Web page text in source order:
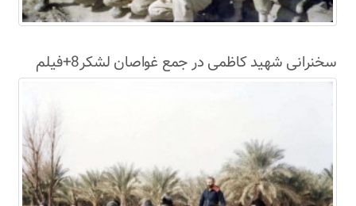
سخنرانی شهید کاظمی در جمع غواصان لشکر8+فیلم